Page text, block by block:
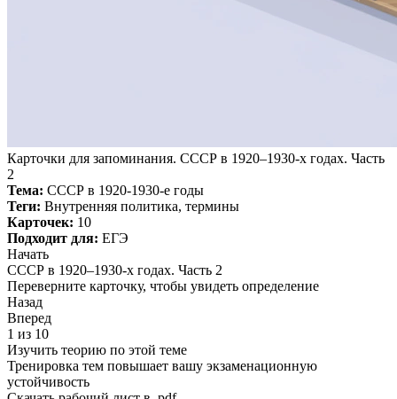
Карточки для запоминания. СССР в 1920–1930-х годах. Часть
2
Тема: СССР в 1920-1930-е годы
Теги: Внутренняя политика, термины
Карточек: 10
Подходит для: ЕГЭ
Начать
СССР в 1920–1930-х годах. Часть 2
Переверните карточку, чтобы увидеть определение
Назад
Вперед
1 из 10
Изучить теорию по этой теме
Тренировка тем повышает вашу экзаменационную
устойчивость